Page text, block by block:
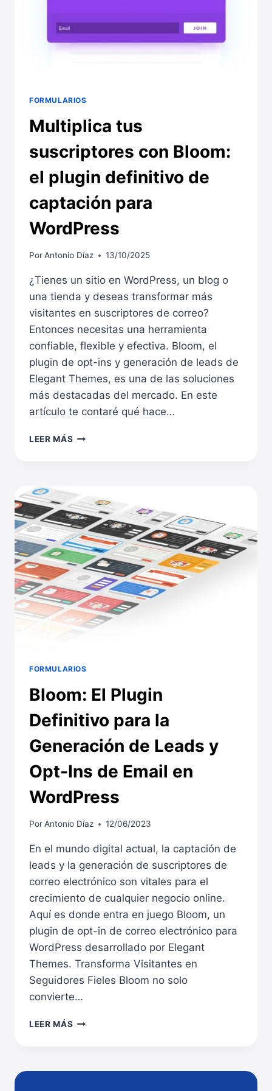
FORMULARIOS
Multiplica tus
suscriptores con Bloom:
el plugin definitivo de
captación para
WordPress
PorAntonio Díaz 13/10/2025
¿Tienes un sitio en WordPress, un blog o
una tienda y deseas transformar más
visitantes en suscriptores de correo?
Entonces necesitas una herramienta
confiable, flexible y efectiva. Bloom, el
plugin de opt-ins y generación de leads de
Elegant Themes, es una de las soluciones
más destacadas del mercado. En este
artículo te contaré qué hace…
LEER MÁS MULTIPLICA
EL
PLUGIN
DEFINITIVO
DE
CAPTACIÓN
PARA
WORDPRESS
FORMULARIOS
Bloom: El Plugin
Definitivo para la
Generación de Leads y
Opt-Ins de Email en
WordPress
PorAntonio Díaz 12/06/2023
En el mundo digital actual, la captación de
leads y la generación de suscriptores de
correo electrónico son vitales para el
crecimiento de cualquier negocio online.
Aquí es donde entra en juego Bloom, un
plugin de opt-in de correo electrónico para
WordPress desarrollado por Elegant
Themes. Transforma Visitantes en
Seguidores Fieles Bloom no solo
convierte…
LEER MÁS BLOOM:
PARA